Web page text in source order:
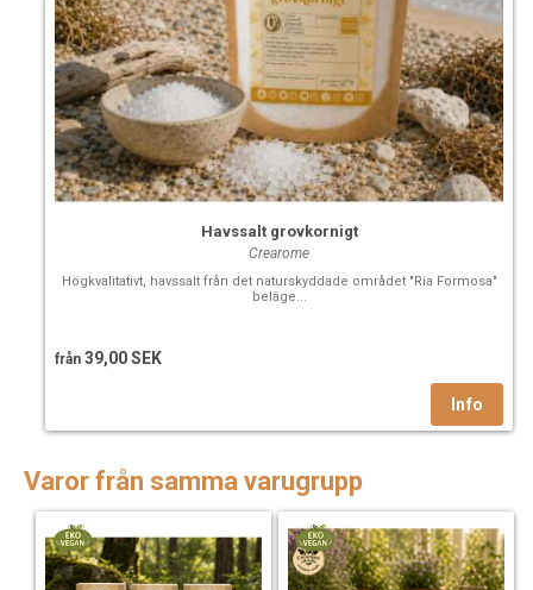
Havssalt grovkornigt
Crearome
Högkvalitativt, havssalt från det naturskyddade området "Ria Formosa"
beläge...
från 39,00 SEK
Varor från samma varugrupp